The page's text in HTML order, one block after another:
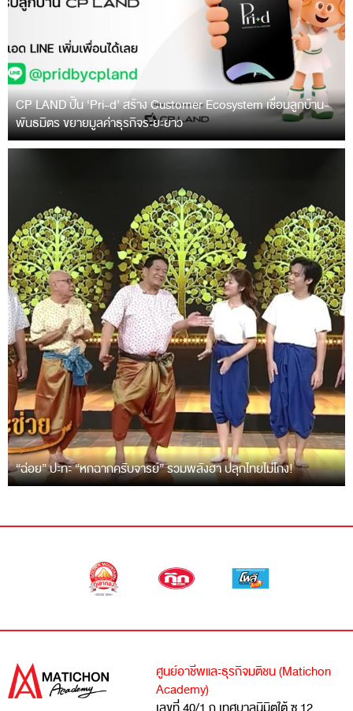
CP LAND ปั้น ‘Pri-d’ สร้าง Customer Ecosystem เชื่อมลูกบ้าน-
พันธมิตร ขยายมูลค่าธุรกิจระยะยาว
“ฉ่อย” ปะทะ “หกฉากครับจารย์” รวมพลังฮา ปลุกไทยไม่โกง!
ศูนย์อาชีพและธุรกิจมติชน (Matichon
Academy)